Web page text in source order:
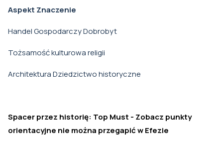
Aspekt Znaczenie
Handel Gospodarczy Dobrobyt
Tożsamość kulturowa religii
Architektura Dziedzictwo historyczne
Spacer przez historię: Top Must - Zobacz punkty
orientacyjne nie można przegapić w Efezie